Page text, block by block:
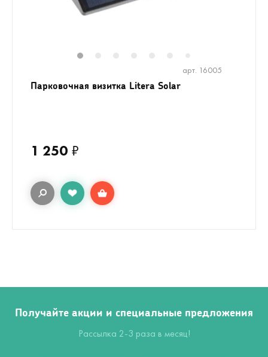
арт. 16005
Парковочная визитка Litera Solar
1 250 ₽
Получайте акции и специальные предложения
Рассылка 2-3 раза в месяц!